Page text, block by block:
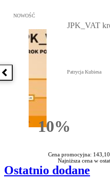
Poprzednia książka
Przejdź do: JPK_VAT krok
NOWOŚĆ
10%Rabatu
JPK_VAT
Patrycja Kubiesa
Cena promocyjna: 143,10
Najniższa cena w
Ostatnio dodane